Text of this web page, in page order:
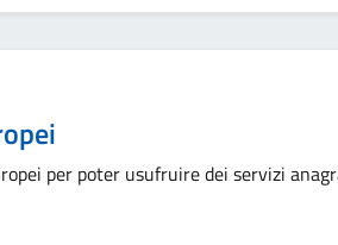
per poter usufruire dei servizi